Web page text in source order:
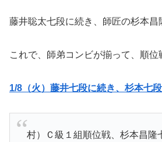
藤井聡太七段に続き、師匠の杉本昌
これで、師弟コンビが揃って、順位
1/8（火）藤井七段に続き、杉本七
村）Ｃ級１組順位戦、杉本昌隆